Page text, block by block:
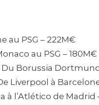
au PSG – 222M€
au PSG – 180M€
Du Borussia
Liverpool à
à l’Atlético de Madrid